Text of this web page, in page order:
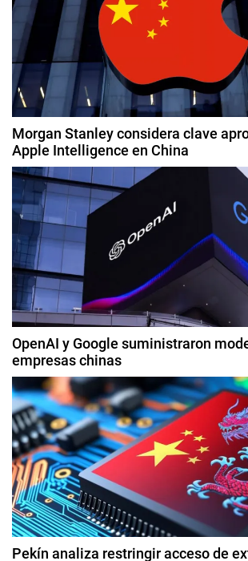
Morgan Stanley considera clave
Apple Intelligence en China
OpenAI y Google suministraron
empresas chinas
Pekín analiza restringir acceso de